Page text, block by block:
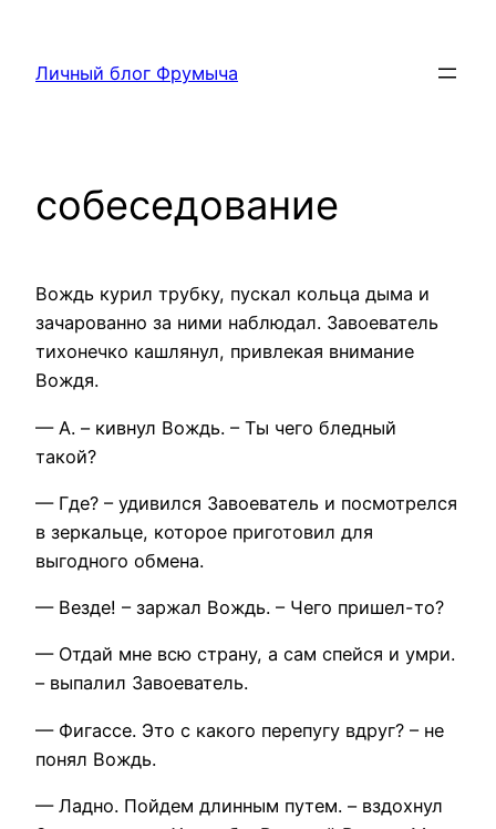
содержимому
Личный блог Фрумыча
собеседование
Вождь курил трубку, пускал кольца дыма и
зачарованно за ними наблюдал. Завоеватель
тихонечко кашлянул, привлекая внимание
Вождя.
— А. – кивнул Вождь. – Ты чего бледный
такой?
— Где? – удивился Завоеватель и посмотрелся
в зеркальце, которое приготовил для
выгодного обмена.
— Везде! – заржал Вождь. – Чего пришел-то?
— Отдай мне всю страну, а сам спейся и умри.
– выпалил Завоеватель.
— Фигассе. Это с какого перепугу вдруг? – не
понял Вождь.
— Ладно. Пойдем длинным путем. – вздохнул